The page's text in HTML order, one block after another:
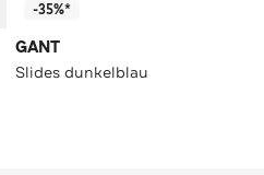
-35%*
GANT
Slides dunkelblau